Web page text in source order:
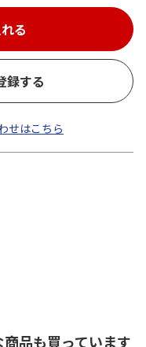
る
録する
せはこちら
品も買っています